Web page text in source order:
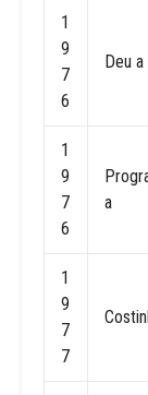
1
9
7
6
Deu
1
9
7
6
a
1
9
7
7